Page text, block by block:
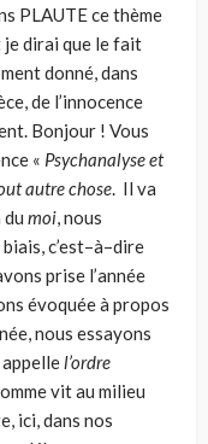
PLAUTE ce thème
dirai que le fait
donné, dans
de l’innocence
Bonjour ! Vous
« Psychanalyse et
autre chose. Il va
moi, nous
c’est–à–dire
prise l’année
évoquée à propos
nous essayons
appellel’ordre
vit au milieu
ici, dans nos